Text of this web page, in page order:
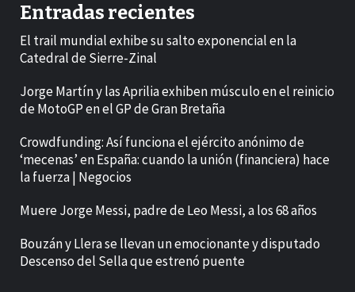
Entradas recientes
El trail mundial exhibe su salto exponencial en la
Catedral de Sierre-Zinal
Jorge Martín y las Aprilia exhiben músculo en el reinicio
de MotoGP en el GP de Gran Bretaña
Crowdfunding: Así funciona el ejército anónimo de
‘mecenas’ en España: cuando la unión (financiera) hace
la fuerza | Negocios
Muere Jorge Messi, padre de Leo Messi, a los 68 años
Bouzán y Llera se llevan un emocionante y disputado
Descenso del Sella que estrenó puente